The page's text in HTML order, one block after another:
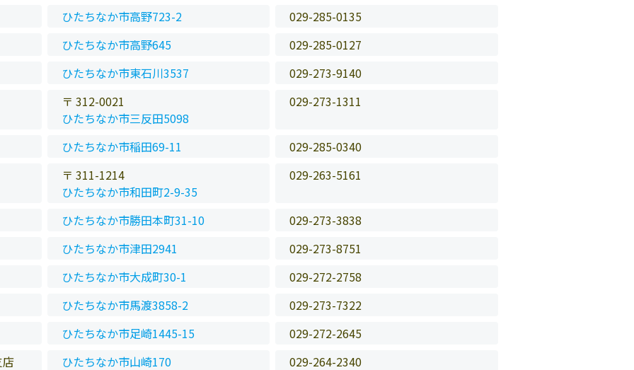
ひたちなか市高野723-2
029-285-0135
ひたちなか市高野645
029-285-0127
ひたちなか市東石川3537
029-273-9140
〒 312-0021
ひたちなか市三反田5098
029-273-1311
ひたちなか市稲田69-11
029-285-0340
〒 311-1214
ひたちなか市和田町2-9-35
029-263-5161
ひたちなか市勝田本町31-10
029-273-3838
ひたちなか市津田2941
029-273-8751
ひたちなか市大成町30-1
029-272-2758
ひたちなか市馬渡3858-2
029-273-7322
ひたちなか市足崎1445-15
029-272-2645
ひたちなか市山崎170 029-264-2340